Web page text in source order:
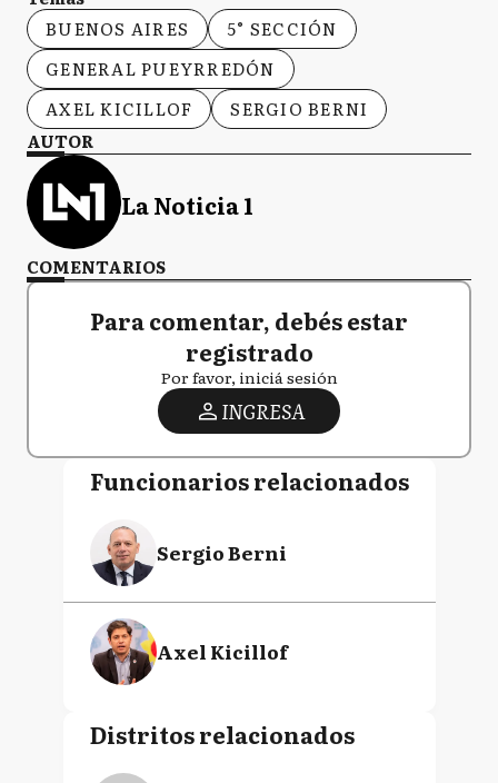
BUENOS AIRES
5° SECCIÓN
GENERAL PUEYRREDÓN
AXEL KICILLOF
SERGIO BERNI
AUTOR
La Noticia 1
COMENTARIOS
Para comentar, debés estar
registrado
Por favor, iniciá sesión
INGRESA
Funcionarios relacionados
Sergio Berni
Axel Kicillof
Distritos relacionados